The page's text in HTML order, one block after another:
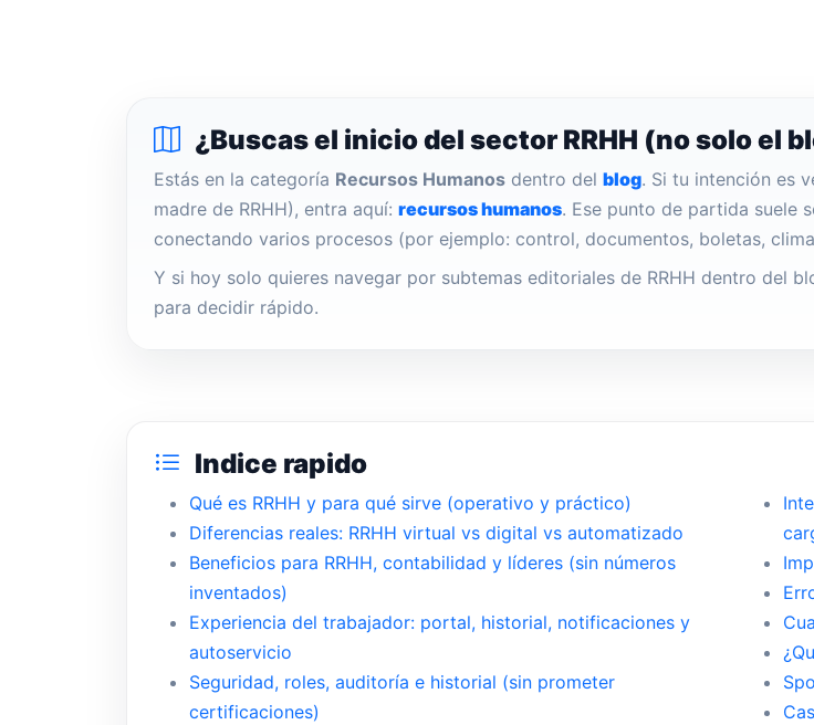
¿Buscas el inicio del sector RRHH (no solo el
Estás en la categoría Recursos Humanos dentro del blog. Si tu intención es
madre de RRHH), entra aquí: recursos humanos. Ese punto de partida suele
conectando varios procesos (por ejemplo: control, documentos, boletas,
Y si hoy solo quieres navegar por subtemas editoriales de RRHH dentro del
para decidir rápido.
Indice rapido
Qué es RRHH y para qué sirve (operativo y práctico)
Diferencias reales: RRHH virtual vs digital vs automatizado
Beneficios para RRHH, contabilidad y líderes (sin números
inventados)
Experiencia del trabajador: portal, historial, notificaciones y
autoservicio
Seguridad, roles, auditoría e historial (sin prometer
certificaciones)